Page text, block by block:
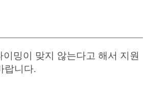
밍이 맞지 않는다고 해서 지원
랍니다.